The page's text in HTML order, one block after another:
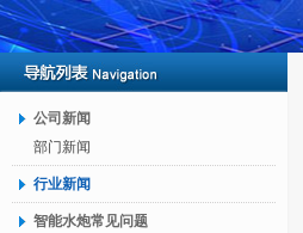
公司新闻
部门新闻
行业新闻
智能水炮常见问题